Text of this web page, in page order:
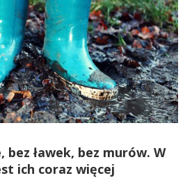
bez ławek, bez murów. W
ich coraz więcej